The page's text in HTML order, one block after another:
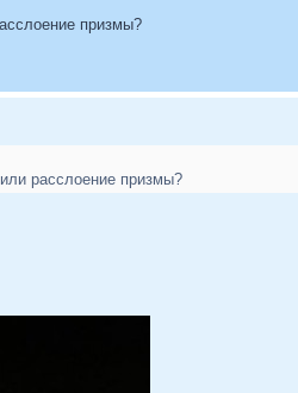
призмы?
расслоение призмы?